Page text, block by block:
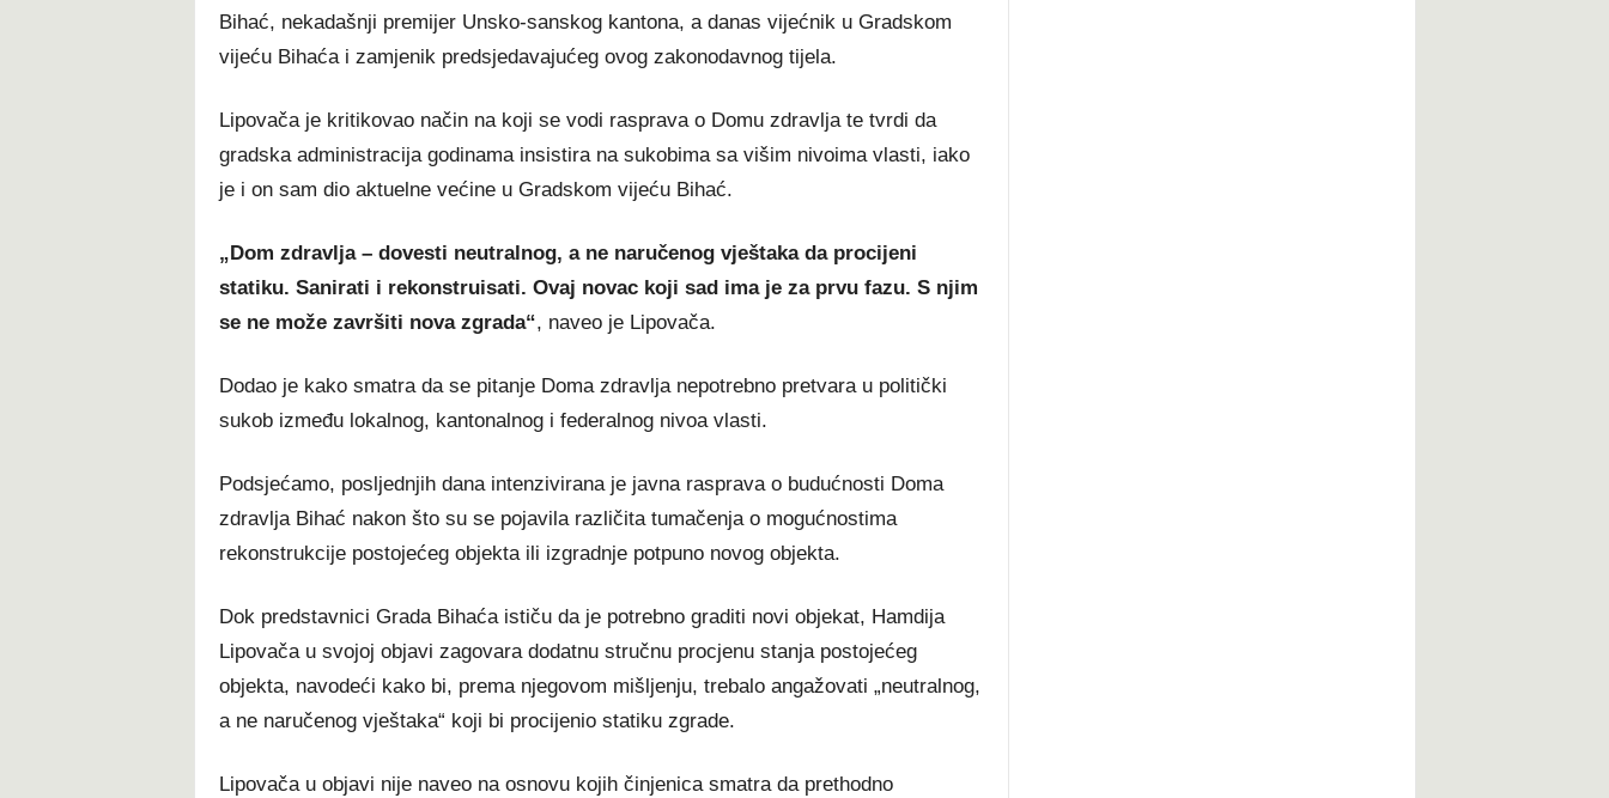
Bihać, nekadašnji premijer Unsko-sanskog kantona, a danas vijećnik u Gradskom
vijeću Bihaća i zamjenik predsjedavajućeg ovog zakonodavnog tijela.
Lipovača je kritikovao način na koji se vodi rasprava o Domu zdravlja te tvrdi da
gradska administracija godinama insistira na sukobima sa višim nivoima vlasti, iako
je i on sam dio aktuelne većine u Gradskom vijeću Bihać.
„Dom zdravlja – dovesti neutralnog, a ne naručenog vještaka da procijeni
statiku. Sanirati i rekonstruisati. Ovaj novac koji sad ima je za prvu fazu. S njim
se ne može završiti nova zgrada“, naveo je Lipovača.
Dodao je kako smatra da se pitanje Doma zdravlja nepotrebno pretvara u politički
sukob između lokalnog, kantonalnog i federalnog nivoa vlasti.
Podsjećamo, posljednjih dana intenzivirana je javna rasprava o budućnosti Doma
zdravlja Bihać nakon što su se pojavila različita tumačenja o mogućnostima
rekonstrukcije postojećeg objekta ili izgradnje potpuno novog objekta.
Dok predstavnici Grada Bihaća ističu da je potrebno graditi novi objekat, Hamdija
Lipovača u svojoj objavi zagovara dodatnu stručnu procjenu stanja postojećeg
objekta, navodeći kako bi, prema njegovom mišljenju, trebalo angažovati „neutralnog,
a ne naručenog vještaka“ koji bi procijenio statiku zgrade.
Lipovača u objavi nije naveo na osnovu kojih činjenica smatra da prethodno